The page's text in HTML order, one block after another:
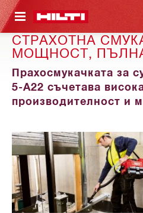
СЪДЪРЖАНИЕ
СТРАХОТНА
МОЩНОСТ,
Прахосмукачката за
5-A22 съчетава
производителност и